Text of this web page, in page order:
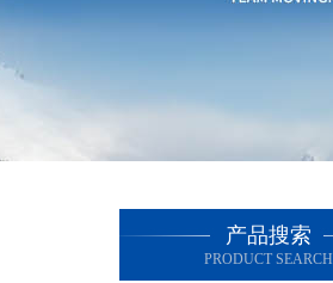
产品搜索
PRODUCT SEARCH